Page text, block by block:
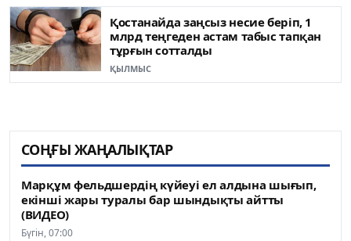
Қостанайда заңсыз несие беріп, 1
млрд теңгеден астам табыс тапқан
тұрғын сотталды
ҚЫЛМЫС
СОҢҒЫ ЖАҢАЛЫҚТАР
Марқұм фельдшердің күйеуі ел алдына шығып,
екінші жары туралы бар шындықты айтты
(ВИДЕО)
Бүгін, 07:00